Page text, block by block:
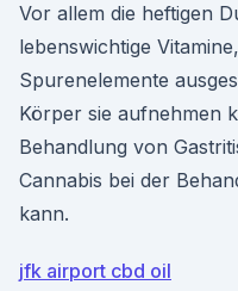
Vor allem die heftigen
lebenswichtige
Spurenelemente
Körper sie aufnehmen
Behandlung von
Cannabis bei der
kann.
jfk airport cbd oil